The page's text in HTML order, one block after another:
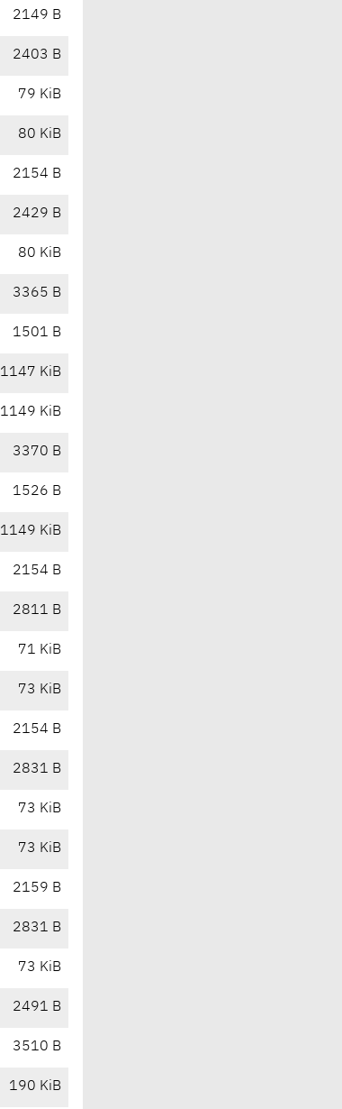
2149 B
2403 B
79 KiB
80 KiB
2154 B
2429 B
80 KiB
3365 B
1501 B
1147 KiB
1149 KiB
3370 B
1526 B
1149 KiB
2154 B
2811 B
71 KiB
73 KiB
2154 B
2831 B
73 KiB
73 KiB
2159 B
2831 B
73 KiB
2491 B
3510 B
190 KiB